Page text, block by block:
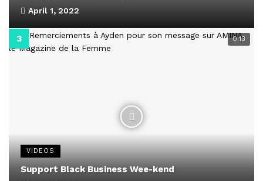
April 1, 2022
0:13
VIDEOS
Support Black Business Wee-kend